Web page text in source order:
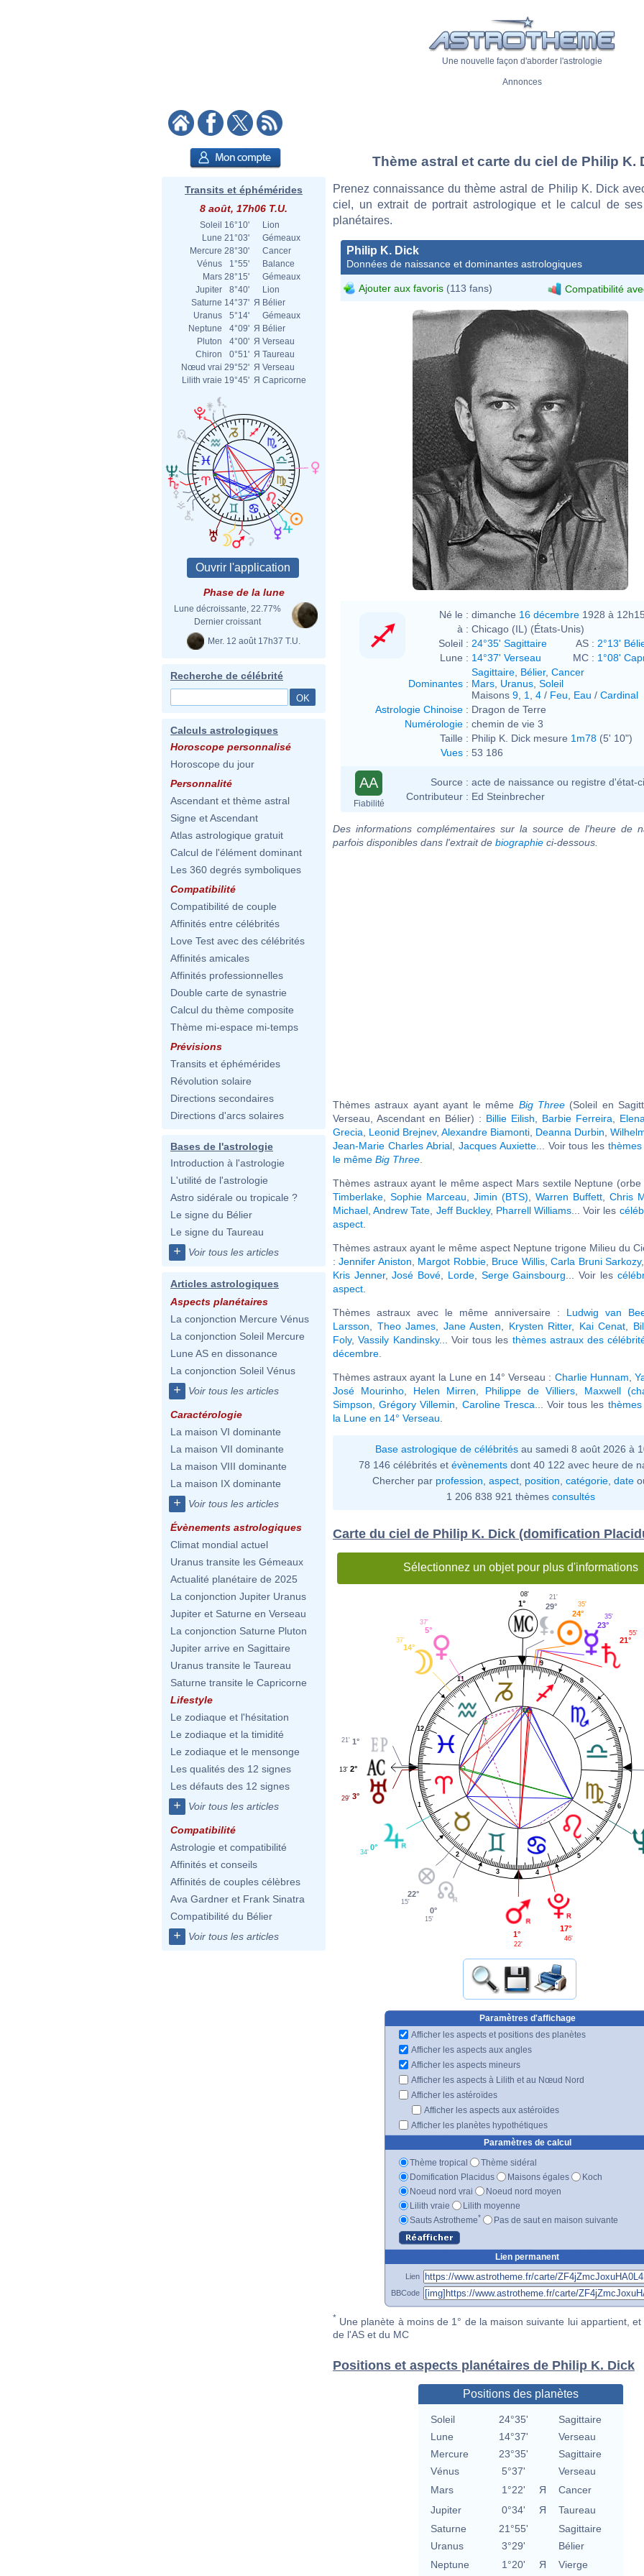
Une nouvelle façon d'aborder l'astrologie
Annonces
Transits et éphémérides
8 août, 17h06 T.U.
Soleil 16°10'
Lion
Lune 21°03'
Gémeaux
Mercure 28°30'
Cancer
Vénus
1°55'
Balance
Mars 28°15'
Gémeaux
Jupiter
8°40'
Lion
Saturne 14°37' Я Bélier
Uranus
5°14'
Gémeaux
Neptune
4°09' Я Bélier
Pluton
4°00' Я Verseau
Chiron
0°51' Я Taureau
Nœud vrai 29°52' Я Verseau
Lilith vraie 19°45' Я Capricorne
Phase de la lune
Lune décroissante, 22.77%
Dernier croissant
Mer. 12 août 17h37 T.U.
Recherche de célébrité
Calculs astrologiques
Horoscope personnalisé
Horoscope du jour
Personnalité
Ascendant et thème astral
Signe et Ascendant
Atlas astrologique gratuit
Calcul de l'élément dominant
Les 360 degrés symboliques
Compatibilité
Compatibilité de couple
Affinités entre célébrités
Love Test avec des célébrités
Affinités amicales
Affinités professionnelles
Double carte de synastrie
Calcul du thème composite
Thème mi-espace mi-temps
Prévisions
Transits et éphémérides
Révolution solaire
Directions secondaires
Directions d'arcs solaires
Bases de l'astrologie
Introduction à l'astrologie
L'utilité de l'astrologie
Astro sidérale ou tropicale ?
Le signe du Bélier
Le signe du Taureau
+ Voir tous les articles
Articles astrologiques
Aspects planétaires
La conjonction Mercure Vénus
La conjonction Soleil Mercure
Lune AS en dissonance
La conjonction Soleil Vénus
+ Voir tous les articles
Caractérologie
La maison VI dominante
La maison VII dominante
La maison VIII dominante
La maison IX dominante
+ Voir tous les articles
Évènements astrologiques
Climat mondial actuel
Uranus transite les Gémeaux
Actualité planétaire de 2025
La conjonction Jupiter Uranus
Jupiter et Saturne en Verseau
La conjonction Saturne Pluton
Jupiter arrive en Sagittaire
Uranus transite le Taureau
Saturne transite le Capricorne
Lifestyle
Le zodiaque et l'hésitation
Le zodiaque et la timidité
Le zodiaque et le mensonge
Les qualités des 12 signes
Les défauts des 12 signes
+ Voir tous les articles
Compatibilité
Astrologie et compatibilité
Affinités et conseils
Affinités de couples célèbres
Ava Gardner et Frank Sinatra
Compatibilité du Bélier
+ Voir tous les articles
Thème astral et carte du ciel de Philip K.
Prenez connaissance du thème astral de Philip K. Dick
ciel, un extrait de portrait astrologique et le calcul de
planétaires.
Philip K. Dick
Données de naissance et dominantes astrologiques
Ajouter aux favoris (113 fans) Compatibilité
Né le : dimanche 16 décembre 1928 à 12h15
à : Chicago (IL) (États-Unis)
Soleil : 24°35' Sagittaire AS : 2°13'
Lune : 14°37' Verseau MC : 1°08'
Dominantes :
Sagittaire Bélier, Cancer
Mars Uranus Soleil
Maisons 9 1 4 / Feu Eau / Cardinal
Astrologie Chinoise : Dragon de Terre
Numérologie : chemin de vie 3
Taille : Philip K. Dick mesure 1m78 (5' 10")
Vues : 53 186
AA
Fiabilité
Source : acte de naissance ou registre d'état-
Contributeur : Ed Steinbrecher
Des informations complémentaires sur la source de l'heure de
parfois disponibles dans l'extrait de biographie ci-dessous.
Thèmes astraux ayant ayant le même Big Three(Soleil en
Verseau, Ascendant en Bélier) : Billie Eilish Barbie Ferreira
Grecia
Leonid Brejnev, Alexandre Biamonti Deanna Durbin
Jean-Marie Charles Abrial, Jacques Auxiette... Voir tous les
le même Big Three
Thèmes astraux ayant le même aspect Mars sextile Neptune (orbe
Timberlake
Sophie Marceau Jimin (BTS) Warren Buffett Chris
Michael ,Andrew Tate Jeff Buckley, Pharrell Williams ... Voir les
aspect
Thèmes astraux ayant le même aspect Neptune trigone Milieu du
:Jennifer Aniston Margot Robbie, Bruce Willis,Carla Bruni Sarkozy,
Kris Jenner,José Bové Lorde, Serge Gainsbourg ... Voir les
aspect
Thèmes astraux avec le même anniversaire : Ludwig van
Larsson
Theo James Jane Austen Krysten Ritter, Kai Cenat
Foly,Vassily Kandinsky... Voir tous les thèmes astraux des
décembre
Thèmes astraux ayant la Lune en 14° Verseau : Charlie Hunnam
José Mourinho
Helen Mirren Philippe de Villiers Maxwell
Simpson ,Grégory Villemin Caroline Tresca ... Voir tous les
la Lune en 14° Verseau
Base astrologique de célébritésau samedi 8 août 2026 à
78 146 célébrités et évènements dont 40 122 avec heure de
Chercher par profession aspect position catégorie date
1 206 838 921 thèmes consultés
Carte du ciel de Philip K. Dick (domification
Sélectionnez un objet pour plus d'informations
1
2
3 4
5
6
7
8
9
10
11
12
21°
55'
23°
35'
24°
35'
29°
21'
1°
08'
5°
37'
14°
37'
1°
21'
2°
13'
3°
29'
0°
34'
22°
15'
0°
15'
1°
22'
17°
46'
Paramètres d'affichage
Afficher les aspects et positions des planètes
Afficher les aspects aux angles
Afficher les aspects mineurs
Afficher les aspects à Lilith et au Nœud Nord
Afficher les astéroïdes
Afficher les aspects aux astéroïdes
Afficher les planètes hypothétiques
Paramètres de calcul
Thème tropical
Thème sidéral
Domification Placidus
Maisons égales
Koch
Noeud nord vrai
Noeud nord moyen
Lilith vraie
Lilith moyenne
Sauts Astrotheme* Pas de saut en maison suivante
Lien permanent
Lien
BBCode
* Une planète à moins de 1° de la maison suivante lui appartient, et
de l'AS et du MC
Positions et aspects planétaires de Philip K. Dick
Positions des planètes
Soleil 24°35'
Sagittaire
Lune
14°37'
Verseau
Mercure
23°35'
Sagittaire
Vénus
5°37'
Verseau
Mars
1°22' Я
Cancer
Jupiter
0°34' Я
Taureau
Saturne
21°55'
Sagittaire
Uranus
3°29'
Bélier
Neptune
1°20' Я Vierge